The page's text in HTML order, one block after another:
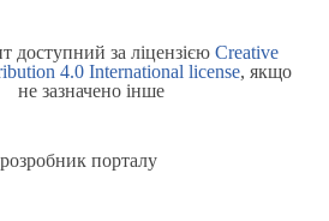
доступний за ліцензією Creative
4.0 International license, якщо
не зазначено інше
розробник порталу